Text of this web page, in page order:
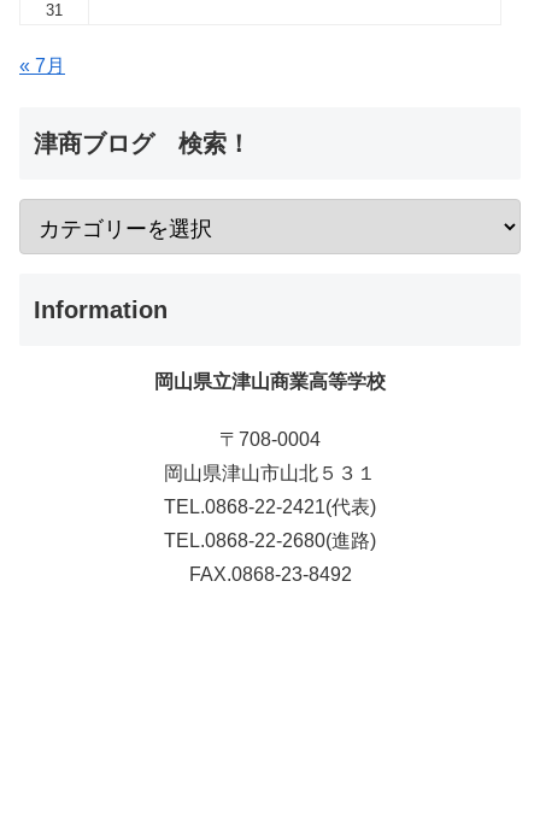
31
« 7月
津商ブログ 検索！
Information
岡山県立津山商業高等学校
〒708-0004
岡山県津山市山北５３１
TEL.0868-22-2421(代表)
TEL.0868-22-2680(進路)
FAX.0868-23-8492